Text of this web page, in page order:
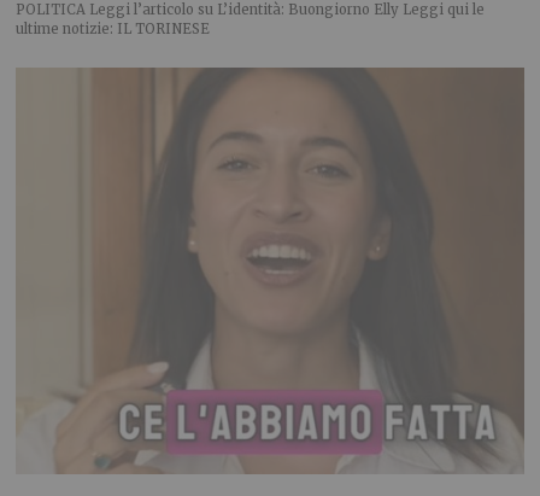
POLITICA Leggi l’articolo su L’identità: Buongiorno Elly Leggi qui le
ultime notizie: IL TORINESE